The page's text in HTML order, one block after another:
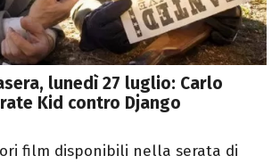
lunedì 27 luglio: Carlo
Kid contro Django
film disponibili nella serata di